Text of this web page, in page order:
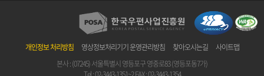
개인정보 처리방침 영상정보처리기기 운영관리방침 찾아오시는길
사이트맵
본사 : (07245) 서울특별시 영등포구 영중로83 (영등포동7가)